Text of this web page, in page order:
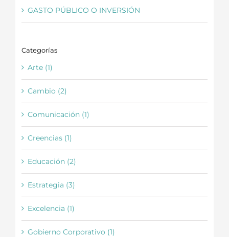
GASTO PÚBLICO O INVERSIÓN
Categorías
Arte (1)
Cambio (2)
Comunicación (1)
Creencias (1)
Educación (2)
Estrategia (3)
Excelencia (1)
Gobierno Corporativo (1)